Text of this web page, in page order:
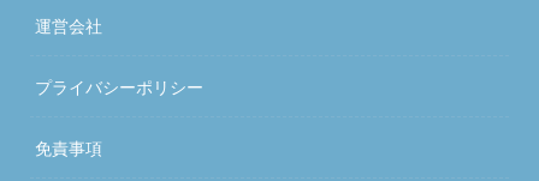
運営会社
プライバシーポリシー
免責事項